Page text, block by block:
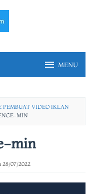
MENU
PEMBUAT VIDEO IKLAN
MIN
min
28/07/2022